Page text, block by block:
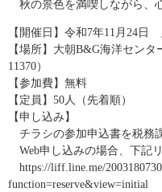
秋の景色を満喫しながら、
【開催日】令和7年11月24
【場所】大朝B&G海洋セン
11370）
【参加費】無料
【定員】50人（先着順）
【申し込み】
チラシの参加申込書を税務
Web申し込みの場合、下記
https://liff.line.me/
function=reserve&view=initial